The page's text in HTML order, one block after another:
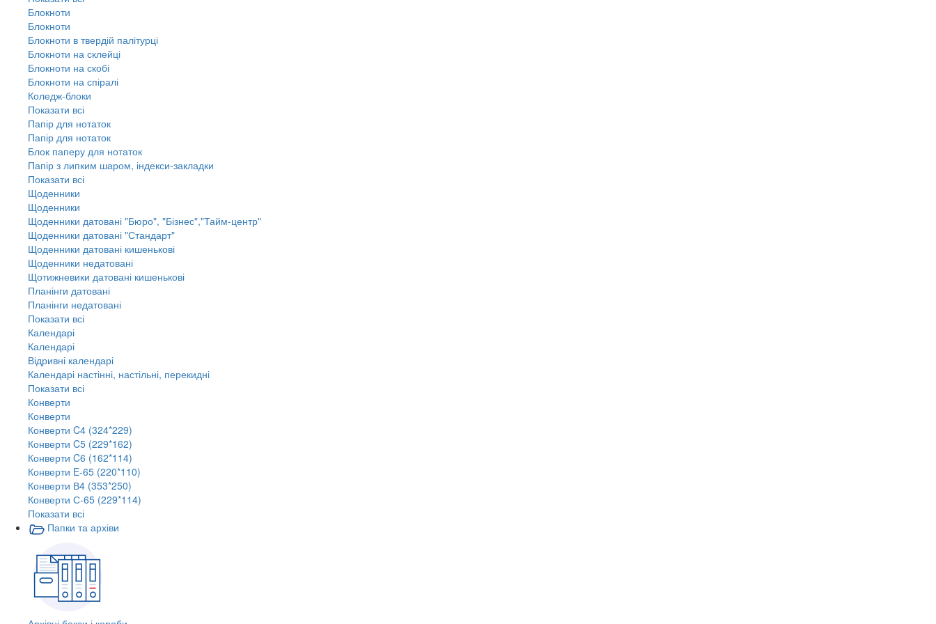
Блокноти
Блокноти
Блокноти в твердій палітурці
Блокноти на склейці
Блокноти на скобі
Блокноти на спіралі
Коледж-блоки
Показати всі
Папір для нотаток
Папір для нотаток
Блок паперу для нотаток
Папір з липким шаром, індекси-закладки
Показати всі
Щоденники
Щоденники
Щоденники датовані "Бюро", "Бізнес","Тайм-центр"
Щоденники датовані "Стандарт"
Щоденники датовані кишенькові
Щоденники недатовані
Щотижневики датовані кишенькові
Планінги датовані
Планінги недатовані
Показати всі
Календарі
Календарі
Відривні календарі
Календарі настінні, настільні, перекидні
Показати всі
Конверти
Конверти
Конверти C4 (324*229)
Конверти C5 (229*162)
Конверти C6 (162*114)
Конверти E-65 (220*110)
Конверти В4 (353*250)
Конверти С-65 (229*114)
Показати всі
Папки та архіви